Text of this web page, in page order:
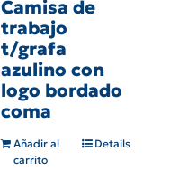
Camisa de
trabajo
t/grafa
azulino con
logo bordado
coma
Añadir al
carrito
Details